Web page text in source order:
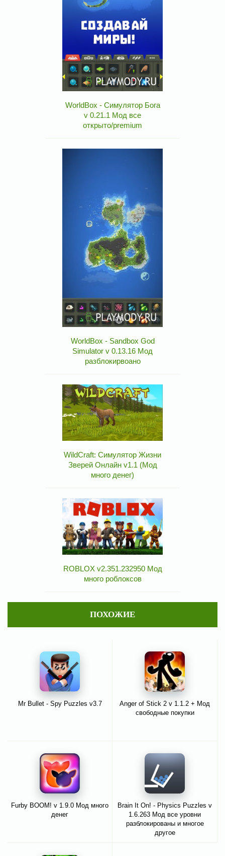
WorldBox - Симулятор Бога
v 0.21.1 Мод все
открыто/premium
WorldBox - Sandbox God
Simulator v 0.13.16 Мод
разблокирвоано
WildCraft: Симулятор Жизни
Зверей Онлайн v1.1 (Мод
много денег)
ROBLOX v2.351.232950 Мод
много роблоксов
ПОХОЖИЕ
Mr Bullet - Spy Puzzles v3.7
Anger of Stick 2 v 1.1.2 + Мод
свободные покупки
Furby BOOM! v 1.9.0 Мод много
денег
Brain It On! - Physics Puzzles v
1.6.263 Мод все уровни
разблокированы и многое
другое